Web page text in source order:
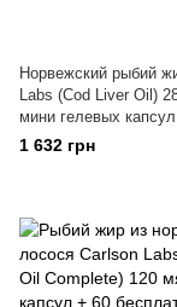
Норвежский рыбий
Labs (Cod Liver Oil)
мини гелевых капсул
1 632 грн